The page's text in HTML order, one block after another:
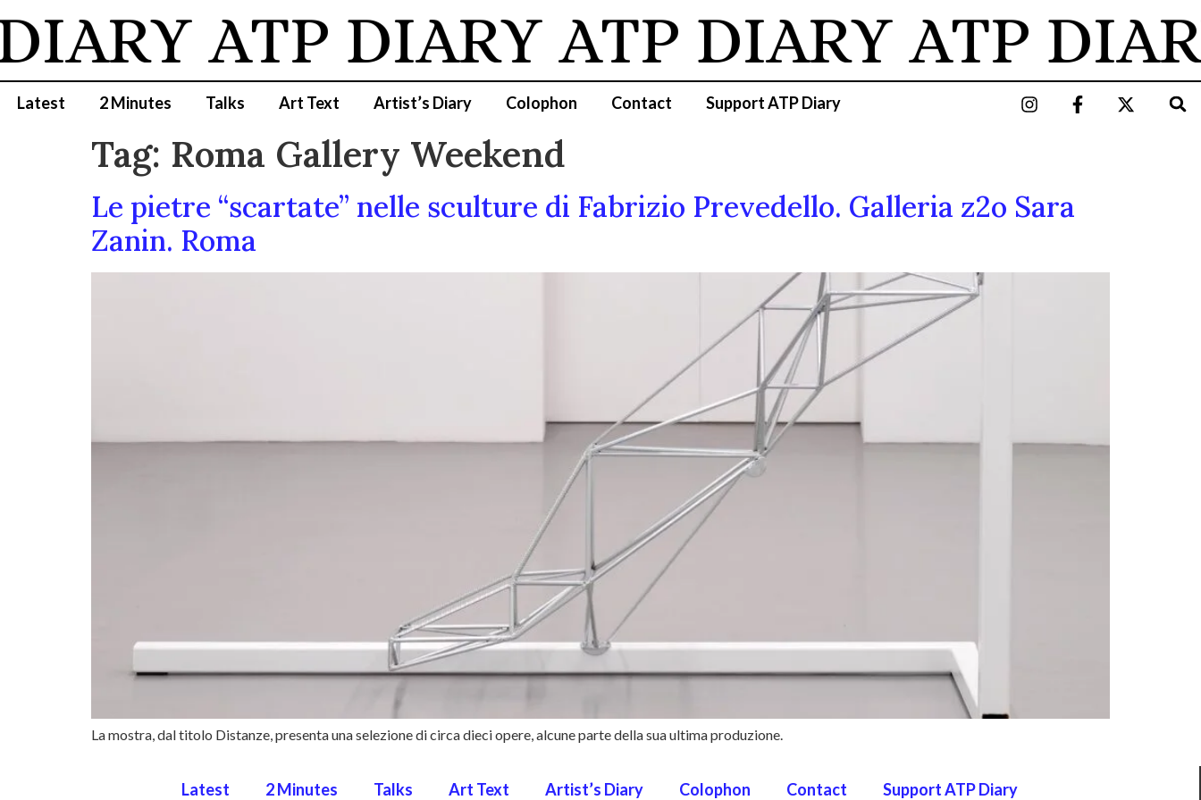
ATP DIARY ATP DIARY ATP
Latest 2 Minutes Talks Art Text Artist’s Diary Colophon Contact Support ATP Diary
Tag: Roma Gallery Weekend
Le pietre “scartate” nelle sculture di Fabrizio Prevedello. Galleria z2o Sara
Zanin. Roma
La mostra, dal titolo Distanze, presenta una selezione di circa dieci opere, alcune parte della sua ultima produzione.
Latest 2 Minutes Talks Art Text Artist’s Diary Colophon Contact Support ATP Diary